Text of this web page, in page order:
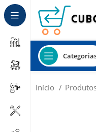
Início